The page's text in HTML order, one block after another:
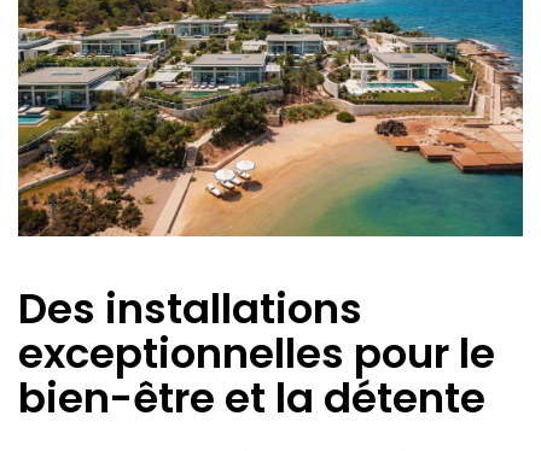
Des installations
exceptionnelles pour le
bien-être et la détente